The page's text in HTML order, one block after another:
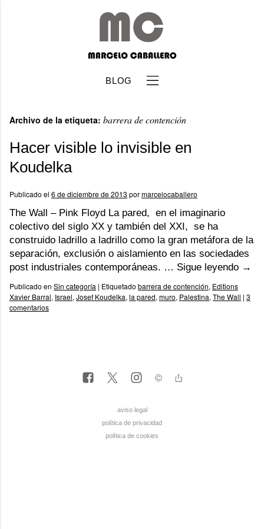
BLOG
Archivo de la etiqueta: barrera de contención
Hacer visible lo invisible en
Koudelka
Publicado el 6 de diciembre de 2013 pormarcelocaballero
The Wall – Pink Floyd La pared, en el imaginario
colectivo del siglo XX y también del XXI, se ha
construido ladrillo a ladrillo como la gran metáfora de la
separación, exclusión o aislamiento en las sociedades
post industriales contemporáneas. … Sigue leyendo →
Publicado en Sin categoría | Etiquetado barrera de contención, Editions
Xavier Barral, Israel, Josef Koudelka, la pared, muro, Palestina, The Wall | 3
comentarios
aviso legal
política de privacidad
política de cookies